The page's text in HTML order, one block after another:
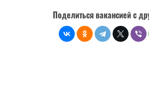
Поделиться вакансией с